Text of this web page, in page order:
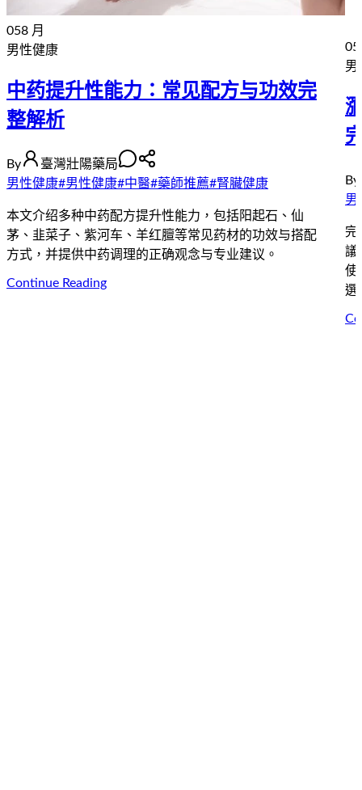
058 月
男性健康
中药提升性能力：常见配方与功效完
整解析
By
臺灣壯陽藥局
男性健康#男性健康#中醫#藥師推薦#腎臟健康
本文介绍多种中药配方提升性能力，包括阳起石、仙
茅、韭菜子、紫河车、羊红膻等常见药材的功效与搭配
方式，并提供中药调理的正确观念与专业建议。
Continue Reading
05
男
By
男
完
議
使
選